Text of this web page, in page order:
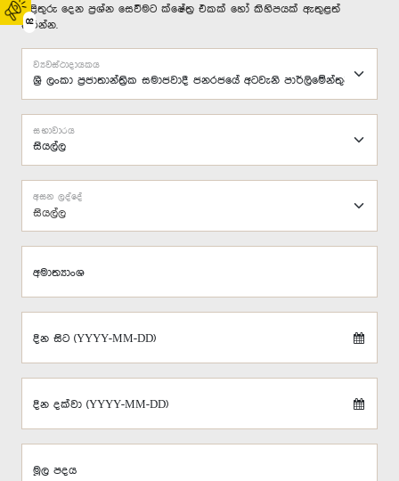
02
පිළිතුරු දෙන ප්‍රශ්න සෙවීමට ක්ෂේත්‍ර එකක් හෝ කිහිපයක් ඇතුළත්
කරන්න.
ව්‍යවස්ථාදායකය
සභාවාරය
සියල්ල
අසන ලද්දේ
අමාත්‍යාංශ
දින සිට (YYYY-MM-DD)
දින දක්වා (YYYY-MM-DD)
මූල පදය